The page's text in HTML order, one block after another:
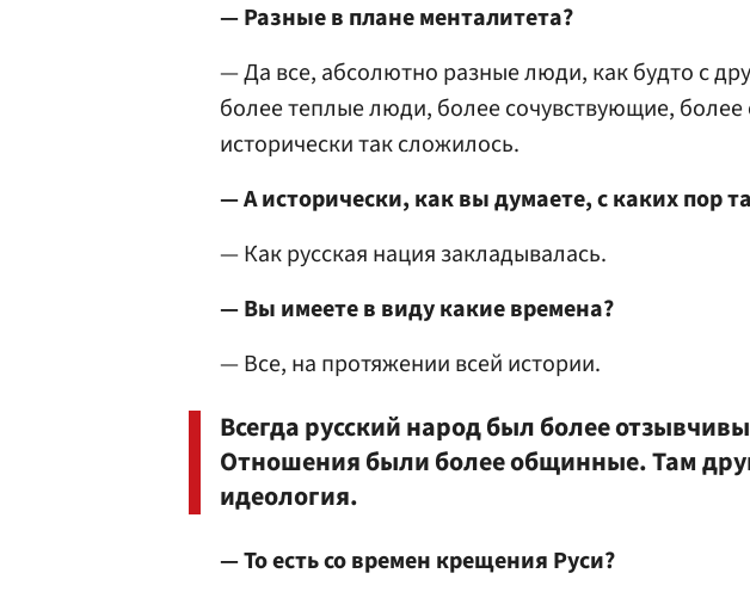
— Разные в плане менталитета?
— Да все, абсолютно разные люди, как будто с
более теплые люди, более сочувствующие,
исторически так сложилось.
— А исторически, как вы думаете, с каких пор
— Как русская нация закладывалась.
— Вы имеете в виду какие времена?
— Все, на протяжении всей истории.
Всегда русский народ был более
Отношения были более общинные. Там
идеология.
— То есть со времен крещения Руси?